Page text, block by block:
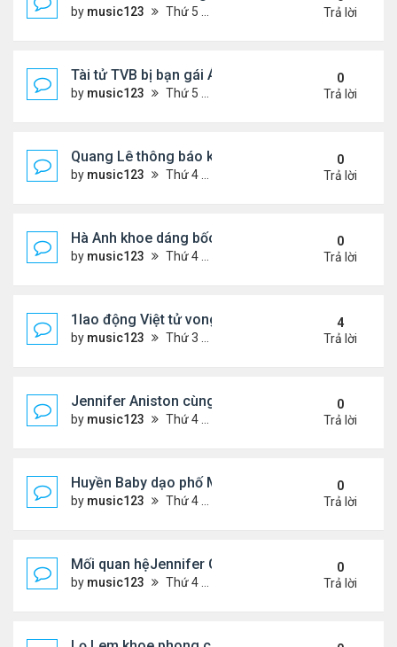
by music123 Thứ 5 Tháng 7 30, 2026 6:23 pm
Trả lời
Tài tử TVB bị bạn gái Á hậu phản bội giờ ra sao?
by music123 Thứ 5 Tháng 7 30, 2026 6:18 pm
0
Trả lời
Quang Lê thông báo khẩn cấp
by music123 Thứ 4 Tháng 7 29, 2026 5:52 pm
0
Trả lời
Hà Anh khoe dáng bốc lửa của ở Maldives
by music123 Thứ 4 Tháng 7 29, 2026 5:48 pm
0
Trả lời
1lao động Việt tử vong trong trận động đất ở Nhật
by music123 Thứ 3 Tháng 7 28, 2026 4:16 pm
4
Trả lời
Jennifer Aniston cùng bạn trai nghỉ dưỡng trên du
by music123 Thứ 4 Tháng 7 29, 2026 5:26 pm
0
Trả lời
Huyền Baby dạo phố Mỹ
by music123 Thứ 4 Tháng 7 29, 2026 5:21 pm
0
Trả lời
Mối quan hệJennifer Garner và mẹ chồng cũ
by music123 Thứ 4 Tháng 7 29, 2026 5:13 pm
0
Trả lời